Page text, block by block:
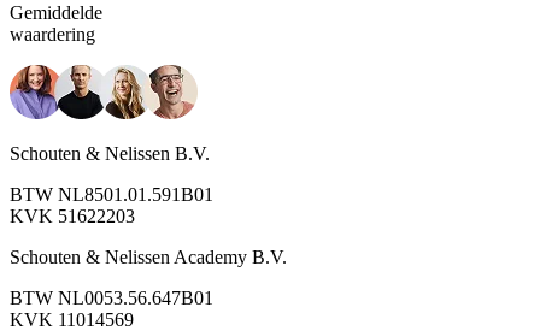
Gemiddelde
waardering
Schouten & Nelissen B.V.
BTW NL8501.01.591B01
KVK 51622203
Schouten & Nelissen Academy B.V.
BTW NL0053.56.647B01
KVK 11014569